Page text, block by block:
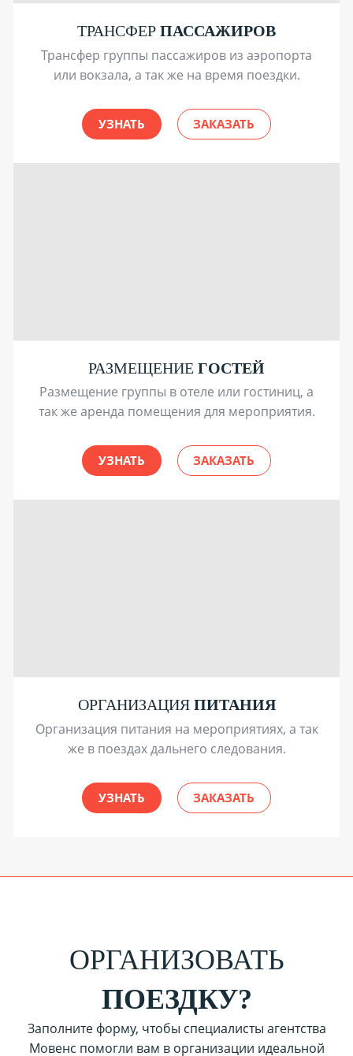
ТРАНСФЕР ПАССАЖИРОВ
Трансфер группы пассажиров из аэропорта
или вокзала, а так же на время поездки.
УЗНАТЬ ЗАКАЗАТЬ
РАЗМЕЩЕНИЕ ГОСТЕЙ
Размещение группы в отеле или гостиниц, а
так же аренда помещения для мероприятия.
УЗНАТЬ ЗАКАЗАТЬ
ОРГАНИЗАЦИЯ ПИТАНИЯ
Организация питания на мероприятиях, а так
же в поездах дальнего следования.
УЗНАТЬ ЗАКАЗАТЬ
ОРГАНИЗОВАТЬ
ПОЕЗДКУ?
Заполните форму, чтобы специалисты агентства
Мовенс помогли вам в организации идеальной